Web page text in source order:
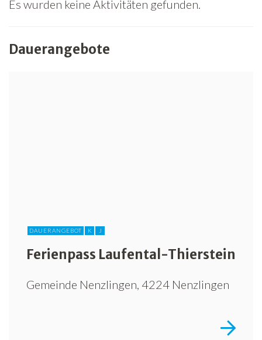
Spenden
Es wurden keine Aktivitäten gefunden.
Dauerangebote
DAUERANGEBOT K J
Ferienpass Laufental-Thierstein
Gemeinde Nenzlingen, 4224 Nenzlingen